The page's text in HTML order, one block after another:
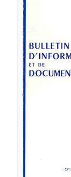
lignes (1975-
et Projets
- Comité
de la STCRP
de la
RATP